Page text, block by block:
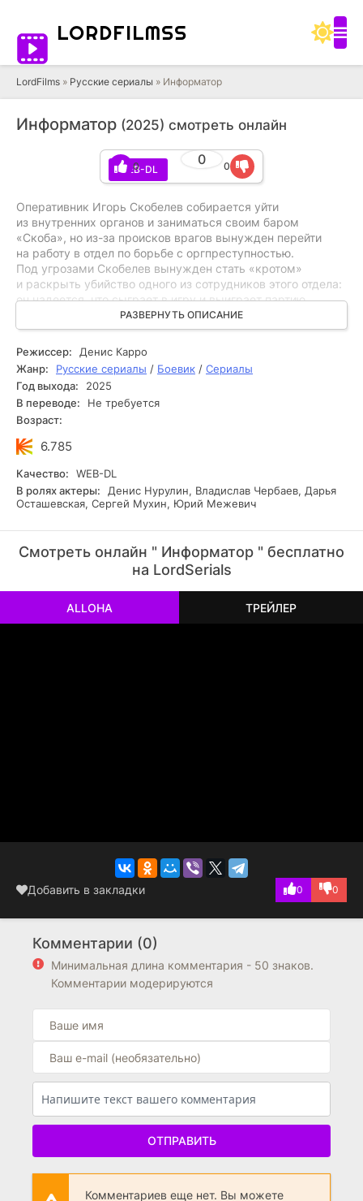
LORDFILMSS
LordFilms » Русские сериалы » Информатор
Информатор (2025) смотреть онлайн
WEB-DL
0
0 0
Оперативник Игорь Скобелев собирается уйти
из внутренних органов и заниматься своим баром
«Скоба», но из-за происков врагов вынужден перейти
на работу в отдел по борьбе с оргпреступностью.
Под угрозами Скобелев вынужден стать «кротом»
и раскрыть убийство одного из сотрудников этого отдела:
он надеется, что сыграет в игру и выиграет партию,
но оказывается в ситуации 20-летней давности,
приведшей к гибели его отца.
РАЗВЕРНУТЬ ОПИСАНИЕ
Режиссер:
Денис Карро
Жанр:
Русские сериалы / Боевик / Сериалы
Год выхода:
2025
В переводе:
Не требуется
Возраст:
6.785
Качество:
WEB-DL
В ролях актеры:
Денис Нурулин, Владислав Чербаев, Дарья
Осташевская, Сергей Мухин, Юрий Межевич
Смотреть онлайн " Информатор " бесплатно
на LordSerials
РЕКЛАМА
РЕКЛАМА
РЕКЛАМА
РЕКЛАМАALLOHA ТРЕЙЛЕР
Добавить в закладки 0 0
Комментарии (0)
Минимальная длина комментария - 50 знаков.
Комментарии модерируются
ОТПРАВИТЬ
Комментариев еще нет. Вы можете